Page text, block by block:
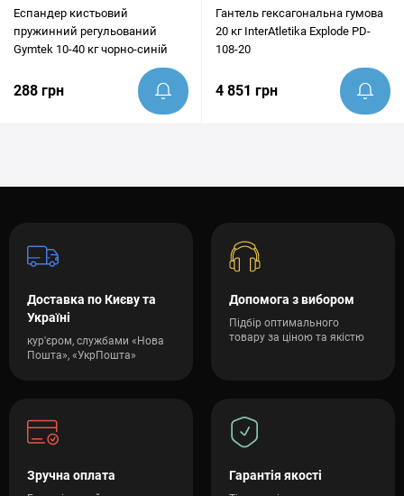
Еспандер кистьовий
пружинний регульований
Gymtek 10-40 кг чорно-синій
288 грн
Гантель гексагональна гумова
20 кг InterAtletika Explode PD-
108-20
4 851 грн
Доставка по Києву та
Україні
кур'єром, службами «Нова
Пошта», «УкрПошта»
Допомога з вибором
Підбір оптимального
товару за ціною та якістю
Зручна оплата Гарантія якості